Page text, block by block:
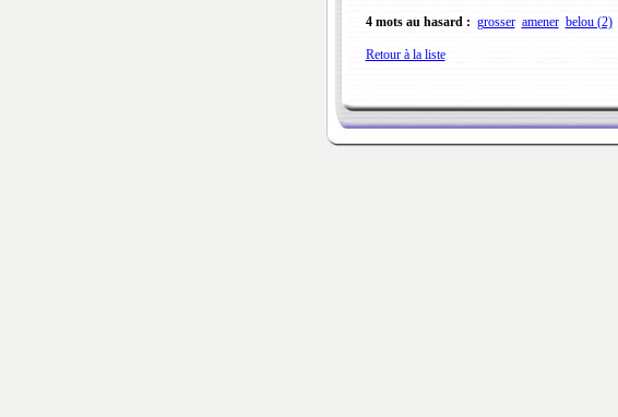
4 mots au hasard : grosser amener belou (2)
Retour à la liste